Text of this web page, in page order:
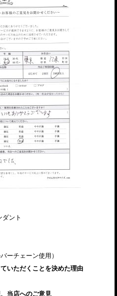
ダント
ーチェーン使用）
いただくことを決めた理由
当店へのご意見